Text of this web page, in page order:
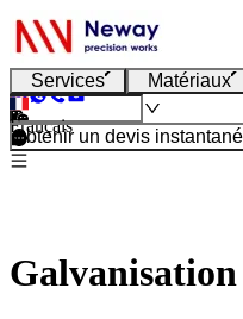
Services Matériaux
Français
Obtenir un devis instantané